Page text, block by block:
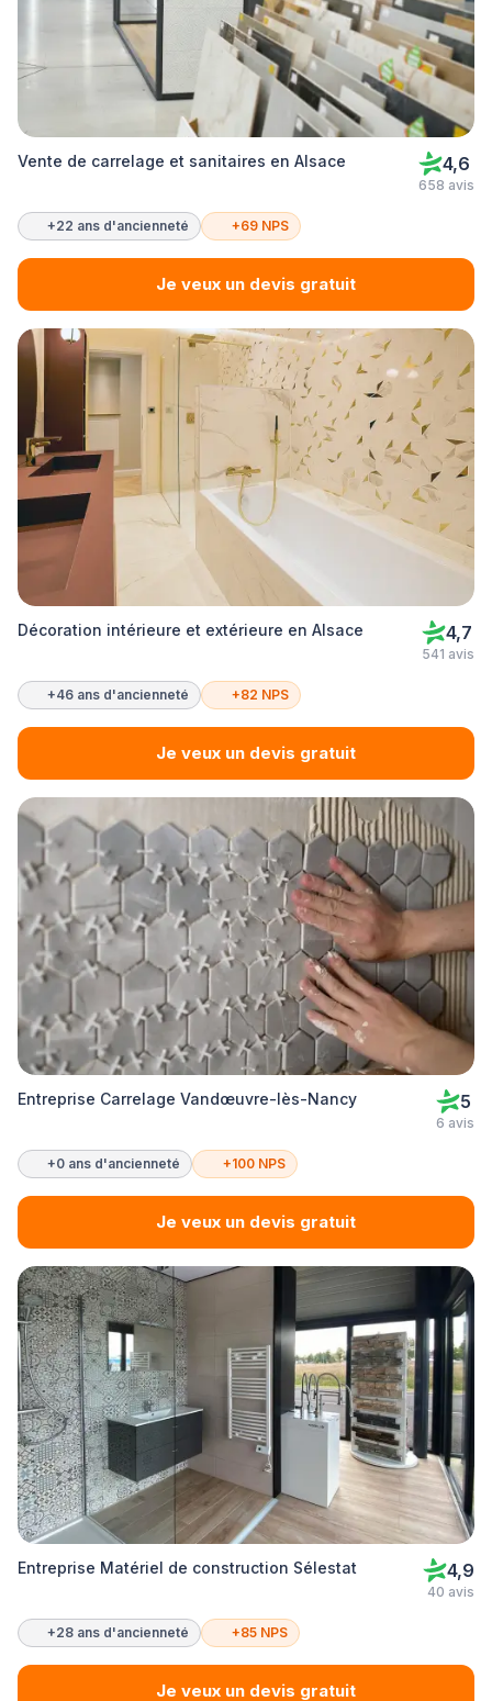
Vente de carrelage et sanitaires en Alsace 4,6
658 avis
+22 ans d'ancienneté +69 NPS
Je veux un devis gratuit
Décoration intérieure et extérieure en Alsace 4,7
541 avis
+46 ans d'ancienneté +82 NPS
Je veux un devis gratuit
Entreprise Carrelage Vandœuvre-lès-Nancy 5
6 avis
+0 ans d'ancienneté +100 NPS
Je veux un devis gratuit
Entreprise Matériel de construction Sélestat 4,9
40 avis
+28 ans d'ancienneté +85 NPS
Je veux un devis gratuit